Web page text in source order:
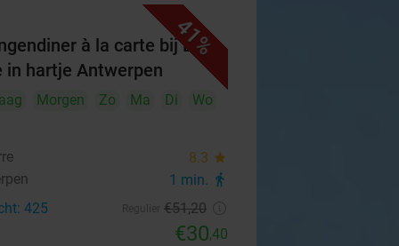
41%
à la carte bij La
in hartje Antwerpen
Morgen Zo Ma Di
Wo
8.3 star
1 min. directions_walk
425 €51,20
€30,40